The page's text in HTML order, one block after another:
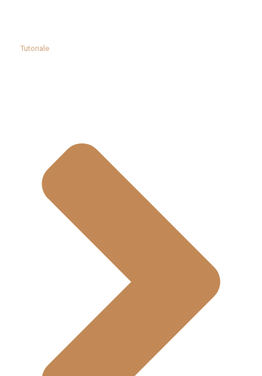
Tutoriale